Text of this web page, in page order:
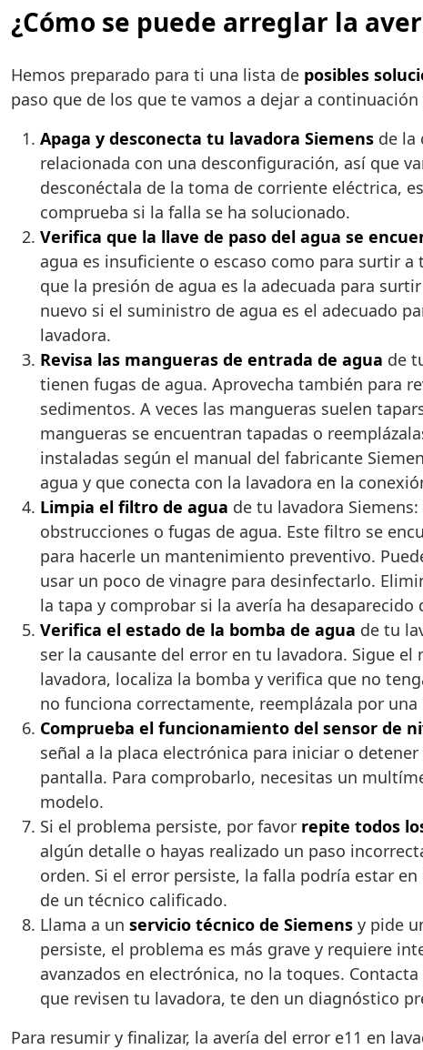
¿Cómo se puede arreglar la
Hemos preparado para ti una lista de posibles
paso que de los que te vamos a dejar a
Apaga y desconecta tu lavadora Siemens de la
relacionada con una desconfiguración, así que
desconéctala de la toma de corriente eléctrica,
comprueba si la falla se ha solucionado.
Verifica que la llave de paso del agua se
agua es insuficiente o escaso como para surtir
que la presión de agua es la adecuada para
nuevo si el suministro de agua es el adecuado
lavadora.
Revisa las mangueras de entrada de agua de
tienen fugas de agua. Aprovecha también para
sedimentos. A veces las mangueras suelen
mangueras se encuentran tapadas o
instaladas según el manual del fabricante
agua y que conecta con la lavadora en la
Limpia el filtro de agua de tu lavadora
obstrucciones o fugas de agua. Este filtro se
para hacerle un mantenimiento preventivo.
usar un poco de vinagre para desinfectarlo.
la tapa y comprobar si la avería ha desaparecido
Verifica el estado de la bomba de agua de tu
ser la causante del error en tu lavadora. Sigue
lavadora, localiza la bomba y verifica que no
no funciona correctamente, reemplázala por
Comprueba el funcionamiento del sensor de
señal a la placa electrónica para iniciar o
pantalla. Para comprobarlo, necesitas un
modelo.
Si el problema persiste, por favor repite todos
algún detalle o hayas realizado un paso
orden. Si el error persiste, la falla podría estar
de un técnico calificado.
Llama a un servicio técnico de Siemens y pide
persiste, el problema es más grave y requiere
avanzados en electrónica, no la toques.
que revisen tu lavadora, te den un diagnóstico
Para resumir y finalizar, la avería del error e11 en